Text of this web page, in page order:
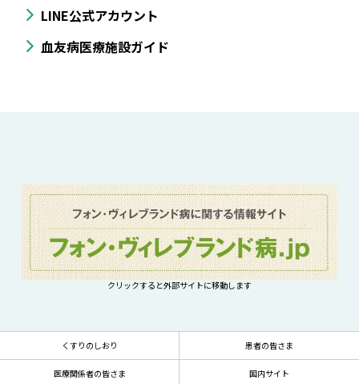
LINE公式アカウント
血友病医療施設ガイド
クリックすると外部サイトに移動します
くすりのしおり 患者の皆さま
医療関係者の皆さま 国内サイト